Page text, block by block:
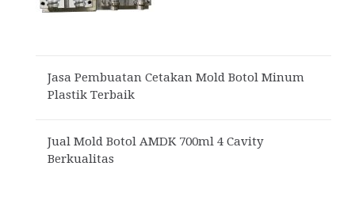
Jasa Pembuatan Cetakan Mold Botol Minum
Plastik Terbaik
Jual Mold Botol AMDK 700ml 4 Cavity
Berkualitas